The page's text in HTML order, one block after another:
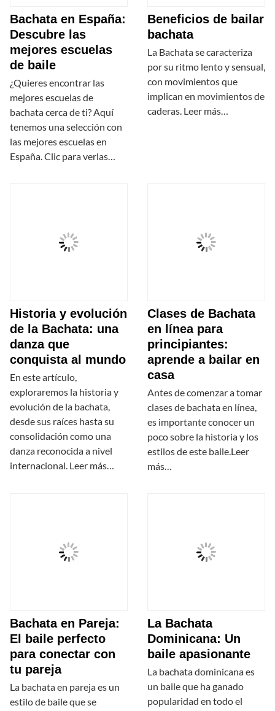
Bachata en España:
Descubre las
mejores escuelas
de baile
¿Quieres encontrar las
mejores escuelas de
bachata cerca de ti? Aquí
tenemos una selección con
las mejores escuelas en
España. Clic para verlas…
Beneficios de bailar
bachata
La Bachata se caracteriza
por su ritmo lento y sensual,
con movimientos que
implican en movimientos de
caderas. Leer más…
Historia y evolución
de la Bachata: una
danza que
conquista al mundo
En este artículo,
exploraremos la historia y
evolución de la bachata,
desde sus raíces hasta su
consolidación como una
danza reconocida a nivel
internacional. Leer más…
Clases de Bachata
en línea para
principiantes:
aprende a bailar en
casa
Antes de comenzar a tomar
clases de bachata en línea,
es importante conocer un
poco sobre la historia y los
estilos de este baile.Leer
más…
Bachata en Pareja:
El baile perfecto
para conectar con
tu pareja
La bachata en pareja es un
estilo de baile que se
La Bachata
Dominicana: Un
baile apasionante
La bachata dominicana es
un baile que ha ganado
popularidad en todo el